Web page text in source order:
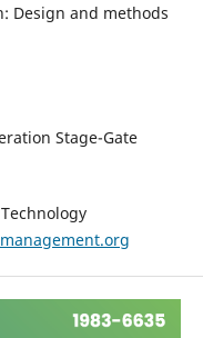
Design and methods
Stage-Gate